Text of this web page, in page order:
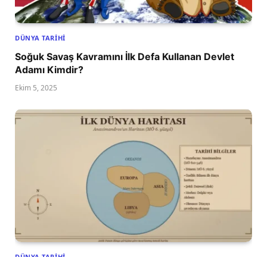
DÜNYA TARIHI
Soğuk Savaş Kavramını İlk Defa Kullanan Devlet
Adamı Kimdir?
Ekim 5, 2025